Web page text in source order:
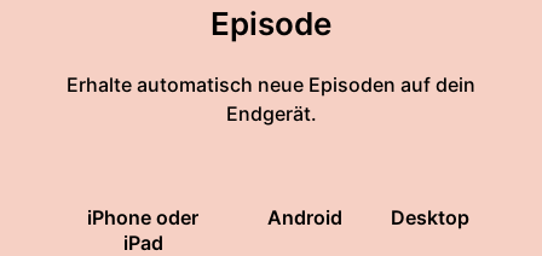
Episode
Erhalte automatisch neue Episoden auf dein
Endgerät.
iPhone oder
iPad
Android Desktop